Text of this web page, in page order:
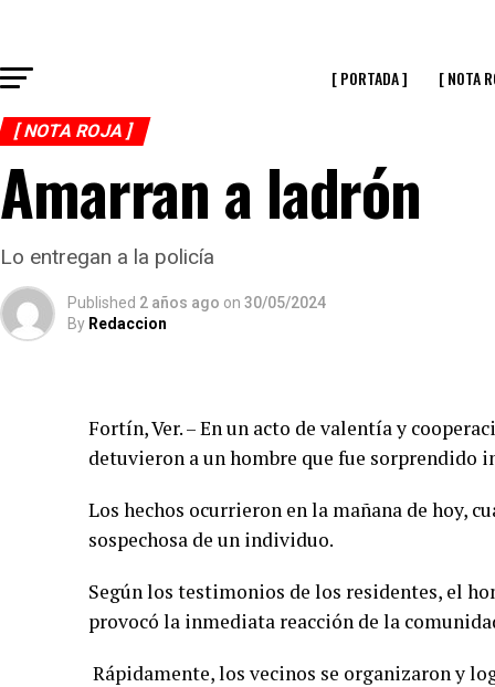
[ PORTADA ] [ NOTA
[ NOTA ROJA ]
Amarran a ladrón
Lo entregan a la policía
Published 2 años ago on 30/05/2024
By Redaccion
Fortín, Ver. – En un acto de valentía y
detuvieron a un hombre que fue sorprendido
Los hechos ocurrieron en la mañana de hoy,
sospechosa de un individuo.
Según los testimonios de los residentes, el
provocó la inmediata reacción de la
Rápidamente, los vecinos se organizaron y